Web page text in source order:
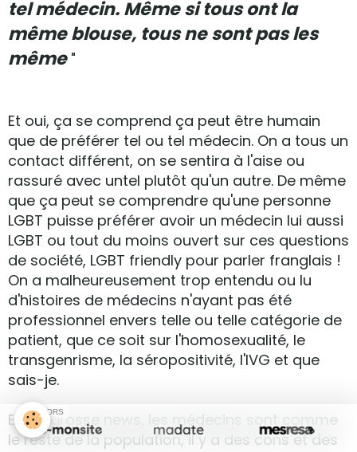
tel médecin. Même si tous ont la
même blouse, tous ne sont pas les
même"
Et oui, ça se comprend ça peut être humain
que de préférer tel ou tel médecin. On a tous un
contact différent, on se sentira à l'aise ou
rassuré avec untel plutôt qu'un autre. De même
que ça peut se comprendre qu'une personne
LGBT puisse préférer avoir un médecin lui aussi
LGBT ou tout du moins ouvert sur ces questions
de société, LGBT friendly pour parler franglais !
On a malheureusement trop entendu ou lu
d'histoires de médecins n'ayant pas été
professionnel envers telle ou telle catégorie de
patient, que ce soit sur l'homosexualité, le
transgenrisme, la séropositivité, l'IVG et que
sais-je.
Et oui grosse news, les médecins sont comme
le reste de la population, il y a des cons et des
SPONSORS